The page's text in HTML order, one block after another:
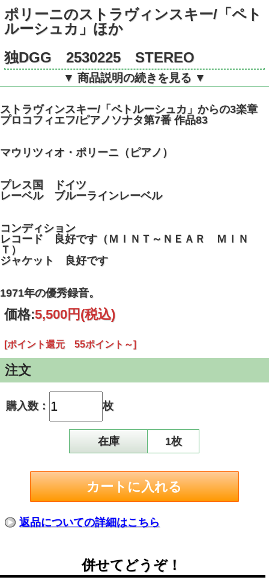
ポリーニのストラヴィンスキー/「ペト
ルーシュカ」ほか
独DGG 2530225 STEREO
▼ 商品説明の続きを見る ▼
ストラヴィンスキー/「ペトルーシュカ」からの3楽章
プロコフィエフ/ピアノソナタ第7番 作品83
マウリツィオ・ポリーニ（ピアノ）
プレス国 ドイツ
レーベル ブルーラインレーベル
コンディション
レコード 良好です（ＭＩＮＴ～ＮＥＡＲ ＭＩＮ
Ｔ）
ジャケット 良好です
1971年の優秀録音。
価格:5,500円 (税込)
[ポイント還元 55ポイント～]
注文
購入数： 枚
在庫 1枚
返品についての詳細はこちら
併せてどうぞ！